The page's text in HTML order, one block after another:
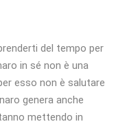
del tempo per
in sé non è una
esso non è salutare
genera anche
mettendo in